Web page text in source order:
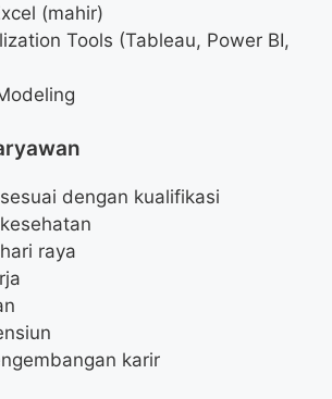
(mahir)
Tools (Tableau, Power BI,
dengan kualifikasi
raya
karir